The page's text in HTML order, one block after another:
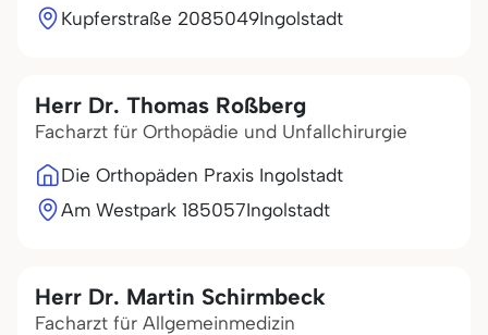
Kupferstraße 2085049Ingolstadt
Herr Dr. Thomas Roßberg
Facharzt für Orthopädie und Unfallchirurgie
Die Orthopäden Praxis Ingolstadt
Am Westpark 185057Ingolstadt
Herr Dr. Martin Schirmbeck
Facharzt für Allgemeinmedizin